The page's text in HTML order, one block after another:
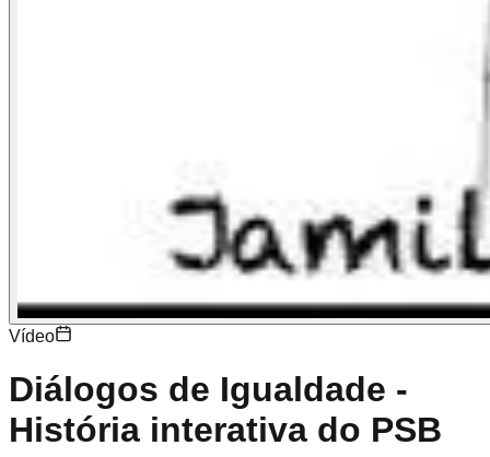
Vídeo
Diálogos de Igualdade -
História interativa do PSB